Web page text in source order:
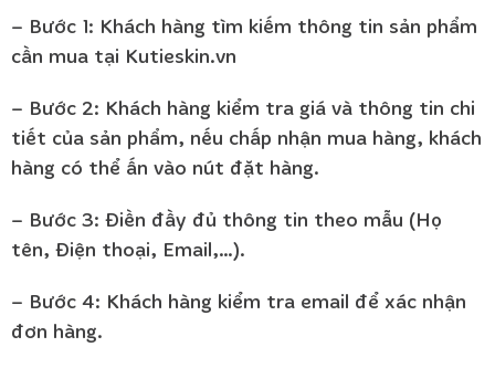
– Bước 1: Khách hàng tìm kiếm thông tin sản phẩm
cần mua tại Kutieskin.vn
– Bước 2: Khách hàng kiểm tra giá và thông tin chi
tiết của sản phẩm, nếu chấp nhận mua hàng, khách
hàng có thể ấn vào nút đặt hàng.
– Bước 3: Điền đầy đủ thông tin theo mẫu (Họ
tên, Điện thoại, Email,…).
– Bước 4: Khách hàng kiểm tra email để xác nhận
đơn hàng.